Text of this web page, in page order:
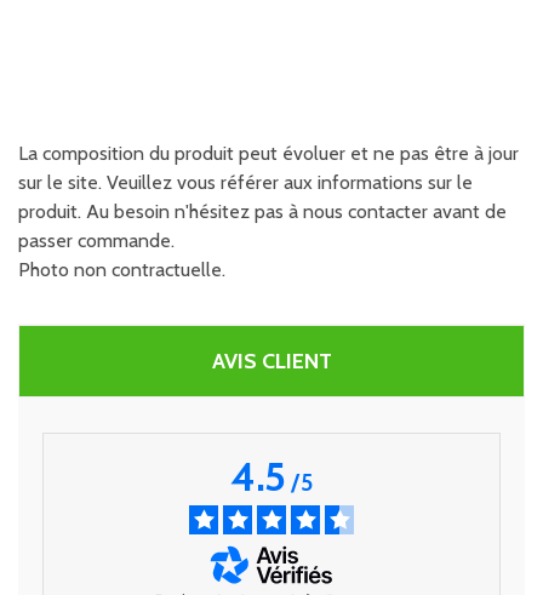
La composition du produit peut évoluer et ne pas être à jour
sur le site. Veuillez vous référer aux informations sur le
produit. Au besoin n'hésitez pas à nous contacter avant de
passer commande.
Photo non contractuelle.
AVIS CLIENT
4.5/5